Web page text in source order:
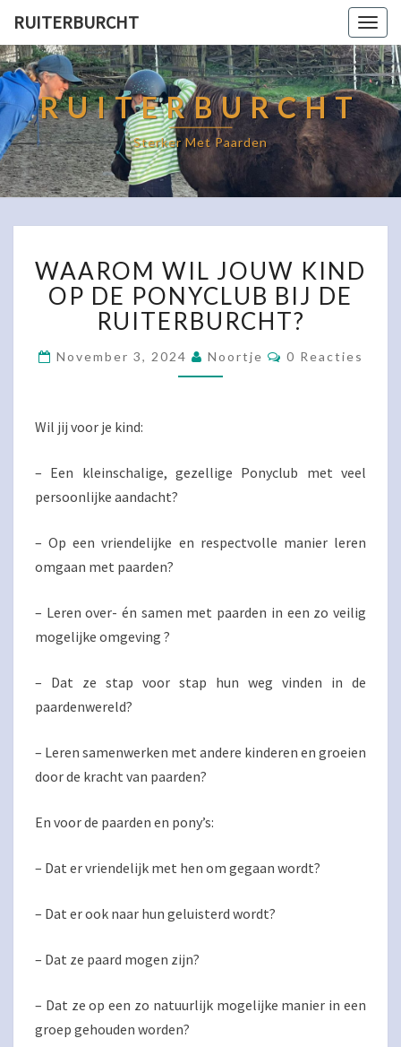
RUITERBURCHT
RUITERBURCHT
Sterker Met Paarden
JOUW
KIND
OP
DE
PONYCLUB
WAAROM WIL JOUW KIND
OP DE PONYCLUB BIJ DE
RUITERBURCHT?
November 3, 2024 Noortje Reacties
0 Reacties
Wil jij voor je kind:
– Een kleinschalige, gezellige Ponyclub met veel
persoonlijke aandacht?
– Op een vriendelijke en respectvolle manier leren
omgaan met paarden?
– Leren over- én samen met paarden in een zo veilig
mogelijke omgeving ?
– Dat ze stap voor stap hun weg vinden in de
paardenwereld?
– Leren samenwerken met andere kinderen en groeien
door de kracht van paarden?
En voor de paarden en pony’s:
– Dat er vriendelijk met hen om gegaan wordt?
– Dat er ook naar hun geluisterd wordt?
– Dat ze paard mogen zijn?
– Dat ze op een zo natuurlijk mogelijke manier in een
groep gehouden worden?